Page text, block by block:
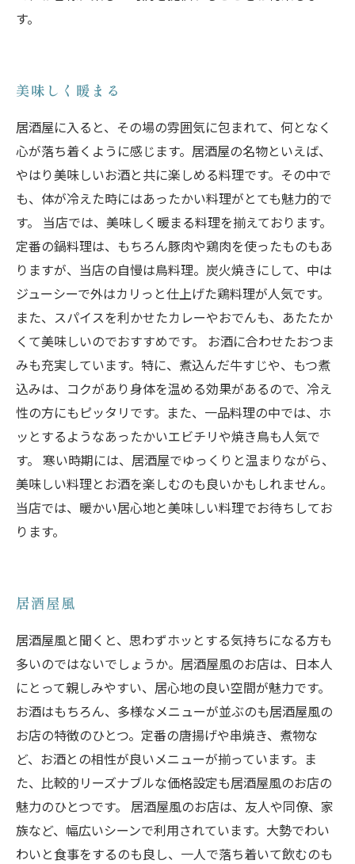
す。
美味しく暖まる
居酒屋に入ると、その場の雰囲気に包まれて、何となく
心が落ち着くように感じます。居酒屋の名物といえば、
やはり美味しいお酒と共に楽しめる料理です。その中で
も、体が冷えた時にはあったかい料理がとても魅力的で
す。 当店では、美味しく暖まる料理を揃えております。
定番の鍋料理は、もちろん豚肉や鶏肉を使ったものもあ
りますが、当店の自慢は鳥料理。炭火焼きにして、中は
ジューシーで外はカリっと仕上げた鶏料理が人気です。
また、スパイスを利かせたカレーやおでんも、あたたか
くて美味しいのでおすすめです。 お酒に合わせたおつま
みも充実しています。特に、煮込んだ牛すじや、もつ煮
込みは、コクがあり身体を温める効果があるので、冷え
性の方にもピッタリです。また、一品料理の中では、ホ
ッとするようなあったかいエビチリや焼き鳥も人気で
す。 寒い時期には、居酒屋でゆっくりと温まりながら、
美味しい料理とお酒を楽しむのも良いかもしれません。
当店では、暖かい居心地と美味しい料理でお待ちしてお
ります。
居酒屋風
居酒屋風と聞くと、思わずホッとする気持ちになる方も
多いのではないでしょうか。居酒屋風のお店は、日本人
にとって親しみやすい、居心地の良い空間が魅力です。
お酒はもちろん、多様なメニューが並ぶのも居酒屋風の
お店の特徴のひとつ。定番の唐揚げや串焼き、煮物な
ど、お酒との相性が良いメニューが揃っています。ま
た、比較的リーズナブルな価格設定も居酒屋風のお店の
魅力のひとつです。 居酒屋風のお店は、友人や同僚、家
族など、幅広いシーンで利用されています。大勢でわい
わいと食事をするのも良し、一人で落ち着いて飲むのも